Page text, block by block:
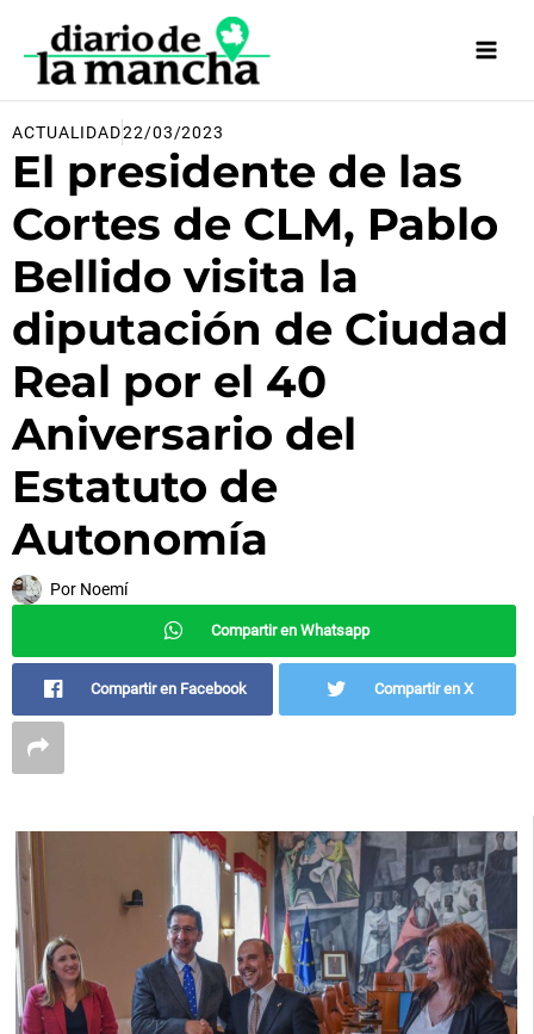
contenido
ACTUALIDAD22/03/2023
El presidente de las
Cortes de CLM, Pablo
Bellido visita la
diputación de Ciudad
Real por el 40
Aniversario del
Estatuto de
Autonomía
Por Noemí
Compartir en Whatsapp
Compartir en Facebook Compartir en X